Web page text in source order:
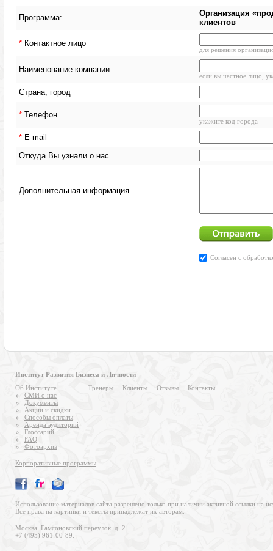
Институт Развития Бизнеса и Личности
Об Институте
СМИ о нас
Документы
Акции и скидки
Способы оплаты
Аренда аудиторий
Глоссарий
FAQ
Фотоархив
Тренеры Клиенты Отзывы Контакты
Корпоративные программы
Использование материалов сайта разрешено только при наличии активной ссылки на
Все права на картинки и тексты принадлежат их авторам.
Москва, Гамсоновский переулок, д. 2.
+7 (495) 961-00-89.